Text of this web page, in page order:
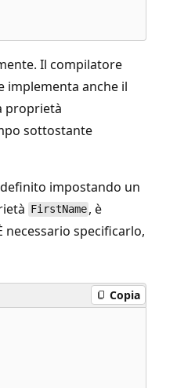
Il compilatore
implementa anche il
proprietà
sottostante
impostando un
FirstName , è
necessario specificarlo,
Copia